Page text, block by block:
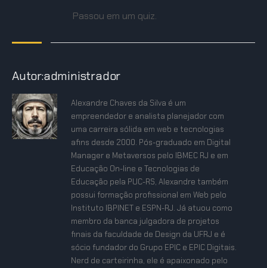
Passou em um quiz.
Autor:administrador
Alexandre Chaves da Silva é um
empreendedor e analista planejador com
uma carreira sólida em web e tecnologias
afins desde 2000. Pós-graduado em Digital
Manager e Metaversos pelo IBMEC RJ e em
Educação On-line e Tecnologias de
Educação pela PUC-RS, Alexandre também
possui formação profissional em Web pelo
Instituto IBPINET e ESPN-RJ. Já atuou como
membro da banca julgadora de projetos
finais da faculdade de Design da UFRJ e é
sócio fundador do Grupo EPIC e EPIC Digitais.
Nerd de carteirinha, ele é apaixonado pelo